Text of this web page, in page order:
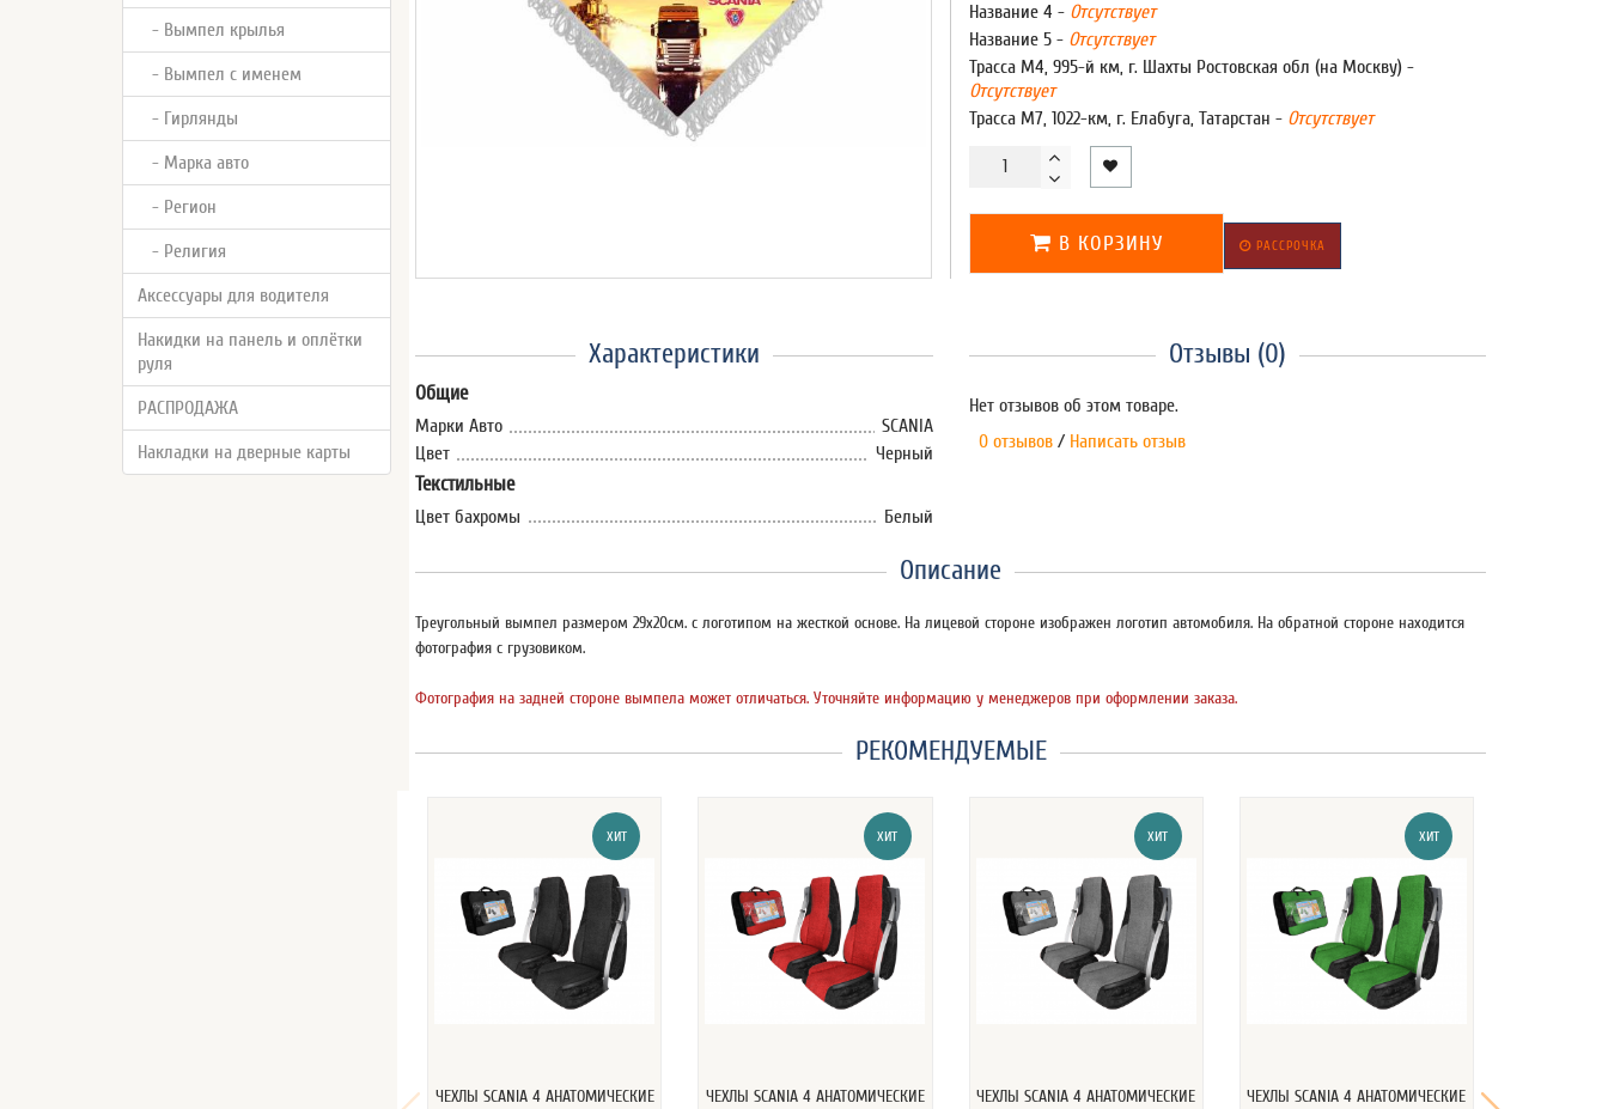
- Вымпел крылья
- Вымпел с именем
- Гирлянды
- Марка авто
- Регион
- Религия
Аксессуары для водителя
Накидки на панель и оплётки
руля
РАСПРОДАЖА
Накладки на дверные карты
Название 4 - Отсутствует
Название 5 - Отсутствует
Трасса М4, 995-й км, г. Шахты Ростовская обл (на Москву) -
Отсутствует
Трасса М7, 1022-км, г. Елабуга, Татарстан - Отсутствует
В КОРЗИНУ РАССРОЧКА
Характеристики
Общие
Марки Авто
SCANIA
Цвет
Черный
Текстильные
Цвет бахромы Белый
Отзывы (0)
Нет отзывов об этом товаре.
0 отзывов / Написать отзыв
Описание
Треугольный вымпел размером 29х20см. с логотипом на жесткой основе. На лицевой стороне изображен логотип автомобиля. На обратной стороне находится
фотография с грузовиком.
Фотография на задней стороне вымпела может отличаться. Уточняйте информацию у менеджеров при оформлении заказа.
РЕКОМЕНДУЕМЫЕ
ХИТ
ЧЕХЛЫ SCANIA 4 АНАТОМИЧЕСКИЕ
ХИТ
ЧЕХЛЫ SCANIA 4 АНАТОМИЧЕСКИЕ
ХИТ
ЧЕХЛЫ SCANIA 4 АНАТОМИЧЕСКИЕ
ХИТ
ЧЕХЛЫ SCANIA 4 АНАТОМИЧЕСКИЕ